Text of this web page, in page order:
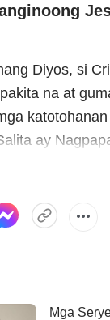
Diyos, si
na at
ay
milyon-
malaking
mundo. Parami
lahat ng
sa
ngMga